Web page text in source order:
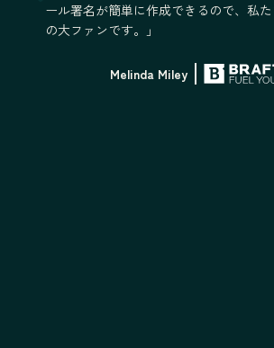
ール署名が簡単に作成できるので、私
の大ファンです。」
Melinda Miley